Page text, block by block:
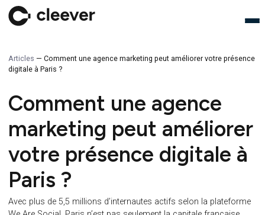
Articles —
Comment une agence marketing peut améliorer votre
digitale à Paris ?
Comment une agence
marketing peut
votre présence digitale
Paris ?